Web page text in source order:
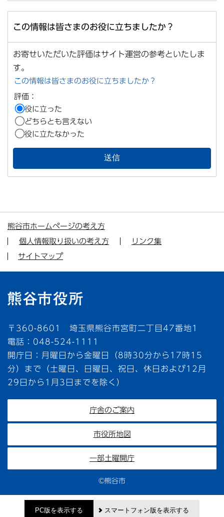
この情報は皆さまのお役に立ちましたか？
お寄せいただいた評価はサイト運営の参考といたしま
す。
この情報は皆さまのお役に立ちましたか？
評価：
役に立った
どちらとも言えない
役に立たなかった
熊谷市ホームページの考え方
個人情報取り扱いの考え方
リンク集
サイトマップ
〒360-8601 埼玉県熊谷市宮町二丁目47番地1
電話：048-524-1111
開庁日：月曜日から金曜日（8時30分から17時15
分）まで（土曜日、日曜日、祝日、休日および12月
29日から1月3日までを除く）
庁舎のご案内
市役所地図
一部土曜開庁
©熊谷市
PC版を表示する スマートフォン版を表示する